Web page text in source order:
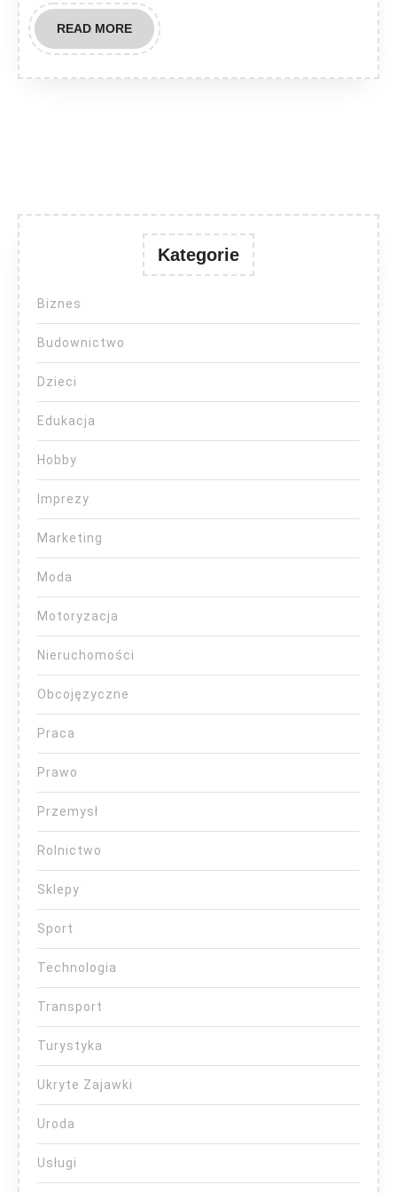
READ MOREREAD
MORE
Kategorie
Biznes
Budownictwo
Dzieci
Edukacja
Hobby
Imprezy
Marketing
Moda
Motoryzacja
Nieruchomości
Obcojęzyczne
Praca
Prawo
Przemysł
Rolnictwo
Sklepy
Sport
Technologia
Transport
Turystyka
Ukryte Zajawki
Uroda
Usługi